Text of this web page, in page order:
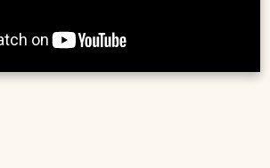
Rahmen dieser Vermittlungssendung
von animonda im Wert von 100